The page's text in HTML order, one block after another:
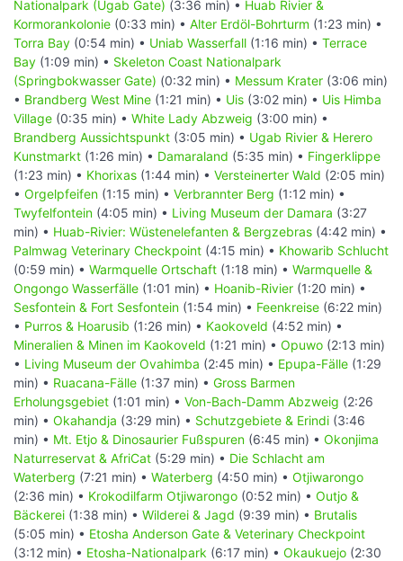
Nationalpark (Ugab Gate) (3:36 min) • Huab Rivier &
Kormorankolonie (0:33 min) • Alter Erdöl-Bohrturm (1:23 min) •
Torra Bay (0:54 min) • Uniab Wasserfall (1:16 min) • Terrace
Bay (1:09 min) • Skeleton Coast Nationalpark
(Springbokwasser Gate) (0:32 min) • Messum Krater (3:06 min)
• Brandberg West Mine (1:21 min) • Uis (3:02 min) • Uis Himba
Village (0:35 min) • White Lady Abzweig (3:00 min) •
Brandberg Aussichtspunkt (3:05 min) • Ugab Rivier & Herero
Kunstmarkt (1:26 min) • Damaraland (5:35 min) • Fingerklippe
(1:23 min) • Khorixas (1:44 min) • Versteinerter Wald (2:05 min)
• Orgelpfeifen (1:15 min) • Verbrannter Berg (1:12 min) •
Twyfelfontein (4:05 min) • Living Museum der Damara (3:27
min) • Huab-Rivier: Wüstenelefanten & Bergzebras (4:42 min) •
Palmwag Veterinary Checkpoint (4:15 min) • Khowarib Schlucht
(0:59 min) • Warmquelle Ortschaft (1:18 min) • Warmquelle &
Ongongo Wasserfälle (1:01 min) • Hoanib-Rivier (1:20 min) •
Sesfontein & Fort Sesfontein (1:54 min) • Feenkreise (6:22 min)
• Purros & Hoarusib (1:26 min) • Kaokoveld (4:52 min) •
Mineralien & Minen im Kaokoveld (1:21 min) • Opuwo (2:13 min)
• Living Museum der Ovahimba (2:45 min) • Epupa-Fälle (1:29
min) • Ruacana-Fälle (1:37 min) • Gross Barmen
Erholungsgebiet (1:01 min) • Von-Bach-Damm Abzweig (2:26
min) • Okahandja (3:29 min) • Schutzgebiete & Erindi (3:46
min) • Mt. Etjo & Dinosaurier Fußspuren (6:45 min) • Okonjima
Naturreservat & AfriCat (5:29 min) • Die Schlacht am
Waterberg (7:21 min) • Waterberg (4:50 min) • Otjiwarongo
(2:36 min) • Krokodilfarm Otjiwarongo (0:52 min) • Outjo &
Bäckerei (1:38 min) • Wilderei & Jagd (9:39 min) • Brutalis
(5:05 min) • Etosha Anderson Gate & Veterinary Checkpoint
(3:12 min) • Etosha-Nationalpark (6:17 min) • Okaukuejo (2:30